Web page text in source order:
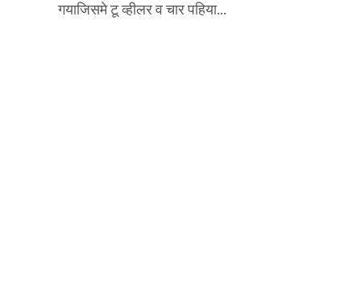
गयाजिसमे टू व्हीलर व चार पहिया...